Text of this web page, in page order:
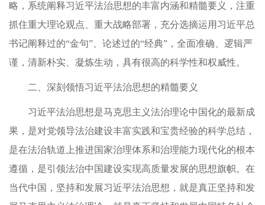
略，系统阐释习近平法治思想的丰富内涵和精髓要义，注重
抓住重大理论观点、重大战略部署，充分选摘运用习近平总
书记阐释过的“金句”、论述过的“经典”，全面准确、逻辑严
谨，清新朴实、凝炼生动，具有很高的科学性和权威性。
二、深刻领悟习近平法治思想的精髓要义
习近平法治思想是马克思主义法治理论中国化的最新成
果，是对党领导法治建设丰富实践和宝贵经验的科学总结，
是在法治轨道上推进国家治理体系和治理能力现代化的根本
遵循，是引领法治中国建设实现高质量发展的思想旗帜。在
当代中国，坚持和发展习近平法治思想，就是真正坚持和发